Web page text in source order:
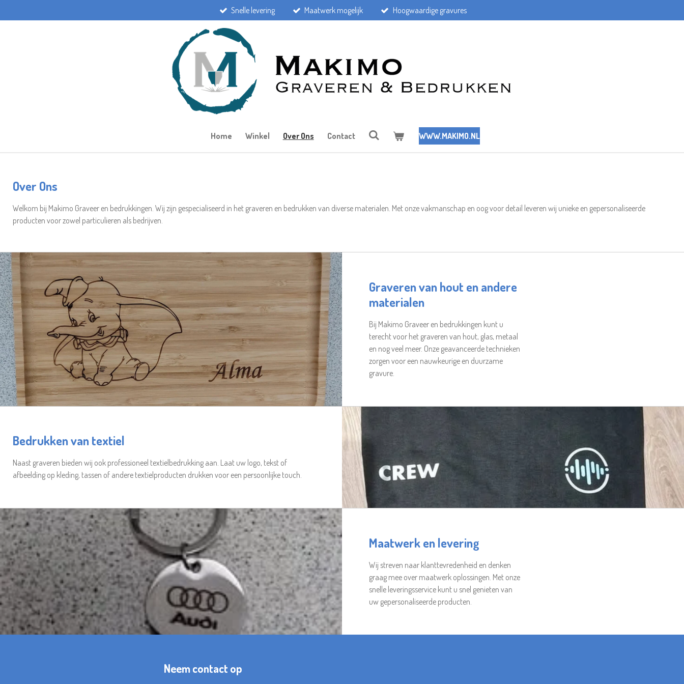
direct
Snelle levering Maatwerk mogelijk Hoogwaardige gravures
Home Winkel Over Ons Contact WWW.MAKIMO.NL
Over Ons
Welkom bij Makimo Graveer en bedrukkingen. Wij zijn gespecialiseerd in het graveren en bedrukken van diverse materialen. Met onze vakmanschap en oog voor detail leveren wij unieke en gepersonaliseerde
producten voor zowel particulieren als bedrijven.
Graveren van hout en andere
materialen
Bij Makimo Graveer en bedrukkingen kunt u
terecht voor het graveren van hout, glas, metaal
en nog veel meer. Onze geavanceerde technieken
zorgen voor een nauwkeurige en duurzame
gravure.
Bedrukken van textiel
Naast graveren bieden wij ook professioneel textielbedrukking aan. Laat uw logo, tekst of
afbeelding op kleding, tassen of andere textielproducten drukken voor een persoonlijke touch.
Maatwerk en levering
Wij streven naar klanttevredenheid en denken
graag mee over maatwerk oplossingen. Met onze
snelle leveringsservice kunt u snel genieten van
uw gepersonaliseerde producten.
Neem contact op